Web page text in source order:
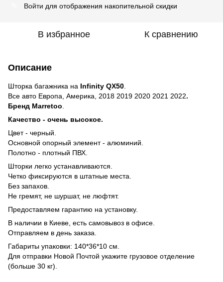
Войти для отображения накопительной скидки
В избранное К сравнению
Описание
Шторка багажника на Infinity QX50
Все авто Европа, Америка, 2018 2019 2020 2021 2022.
Бренд Marretoo
Качество - очень высокое.
Цвeт - черный.
Основной опорный элемент - алюминий.
Полотно - плотный ПВХ.
Шторки легко устанавливаются.
Четко фиксируются в штатные места.
Без запахов.
Не гремят, не шуршат, не люфтят.
Предоставляем гарантию на установку.
В наличии в Киеве, есть самовывоз в офисе.
Отправляем в день заказа.
Габариты упаковки: 140*36*10 см.
Для отправки Новой Почтой укажите грузовое отделение
(больше 30 кг).